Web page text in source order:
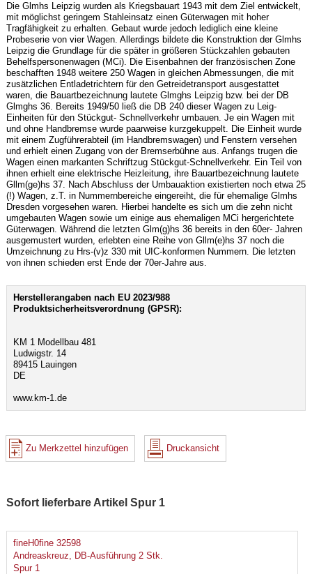
Die Glmhs Leipzig wurden als Kriegsbauart 1943 mit dem Ziel entwickelt,
mit möglichst geringem Stahleinsatz einen Güterwagen mit hoher
Tragfähigkeit zu erhalten. Gebaut wurde jedoch lediglich eine kleine
Probeserie von vier Wagen. Allerdings bildete die Konstruktion der Glmhs
Leipzig die Grundlage für die später in größeren Stückzahlen gebauten
Behelfspersonenwagen (MCi). Die Eisenbahnen der französischen Zone
beschafften 1948 weitere 250 Wagen in gleichen Abmessungen, die mit
zusätzlichen Entladetrichtern für den Getreidetransport ausgestattet
waren, die Bauartbezeichnung lautete Glmghs Leipzig bzw. bei der DB
Glmghs 36. Bereits 1949/50 ließ die DB 240 dieser Wagen zu Leig-
Einheiten für den Stückgut- Schnellverkehr umbauen. Je ein Wagen mit
und ohne Handbremse wurde paarweise kurzgekuppelt. Die Einheit wurde
mit einem Zugführerabteil (im Handbremswagen) und Fenstern versehen
und erhielt einen Zugang von der Bremserbühne aus. Anfangs trugen die
Wagen einen markanten Schriftzug Stückgut-Schnellverkehr. Ein Teil von
ihnen erhielt eine elektrische Heizleitung, ihre Bauartbezeichnung lautete
Gllm(ge)hs 37. Nach Abschluss der Umbauaktion existierten noch etwa 25
(!) Wagen, z.T. in Nummernbereiche eingereiht, die für ehemalige Glmhs
Dresden vorgesehen waren. Hierbei handelte es sich um die zehn nicht
umgebauten Wagen sowie um einige aus ehemaligen MCi hergerichtete
Güterwagen. Während die letzten Glm(g)hs 36 bereits in den 60er- Jahren
ausgemustert wurden, erlebten eine Reihe von Gllm(e)hs 37 noch die
Umzeichnung zu Hrs-(v)z 330 mit UIC-konformen Nummern. Die letzten
von ihnen schieden erst Ende der 70er-Jahre aus.
Herstellerangaben nach EU 2023/988
Produktsicherheitsverordnung (GPSR):
KM 1 Modellbau 481
Ludwigstr. 14
89415 Lauingen
DE
www.km-1.de
Zu Merkzettel hinzufügen Druckansicht
Sofort lieferbare Artikel Spur 1
fineH0fine 32598
Andreaskreuz, DB-Ausführung 2 Stk.
Spur 1